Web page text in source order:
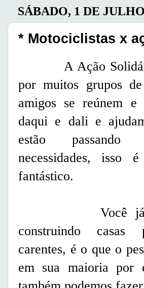
SÁBADO, 1 DE
* Motociclistas x
A Ação
por muitos grupos
amigos se reúnem e
daqui e dali e
estão
necessidades, isso é
fantástico.
Você já se
construindo casas
carentes, é o que o
em sua maioria por